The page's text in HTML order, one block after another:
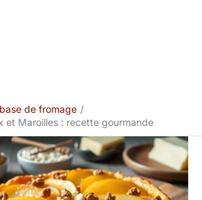
de fromage
et Maroilles : recette gourmande